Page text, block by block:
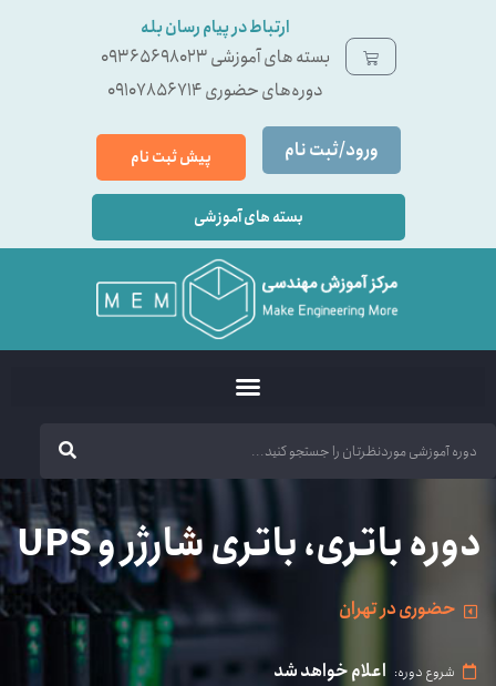
ارتباط در پیام رسان بله
بسته ‌های آموزشی 09365698023
دوره‌های حضوری 09107856714
ورود/ثبت نام پیش ثبت نام
بسته های آموزشی
دوره باتری، باتری شارژر و UPS
حضوری در تهران
شروع دوره: اعلام خواهد شد